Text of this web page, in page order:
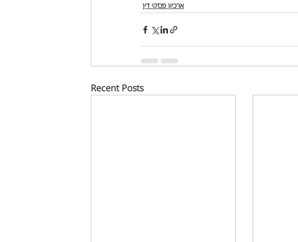
ארכיון פסקי דין
Recent Posts